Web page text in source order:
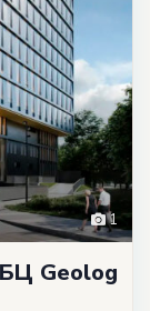
1
Geolog